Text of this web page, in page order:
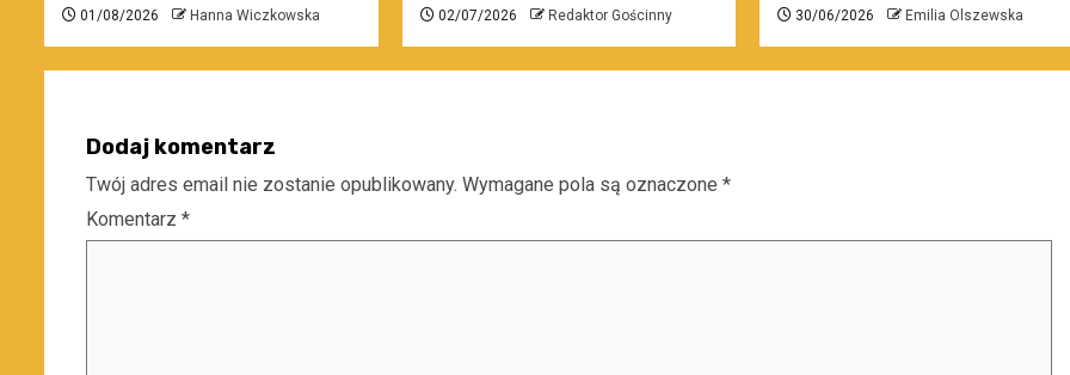
01/08/2026 Hanna Wiczkowska 02/07/2026 Redaktor Gościnny 30/06/2026 Emilia Olszewska
Dodaj komentarz
Twój adres email nie zostanie opublikowany. Wymagane pola są oznaczone *
Komentarz *